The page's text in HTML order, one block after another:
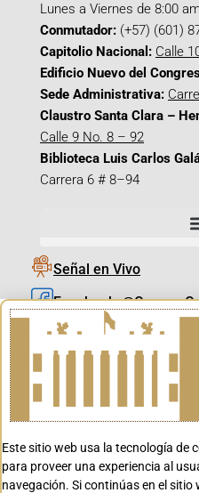
Lunes a Viernes de 8:00
Conmutador: (+57) (601)
Capitolio Nacional: Calle
Edificio Nuevo del
Sede Administrativa:
Claustro Santa Clara –
Calle 9 No. 8 – 92
Biblioteca Luis Carlos
Carrera 6 # 8–94
Señal en Vivo
X_@CamaraColombia
Este sitio web usa la tecnología de
para proveer una experiencia al
navegación. Si continúas en el sitio